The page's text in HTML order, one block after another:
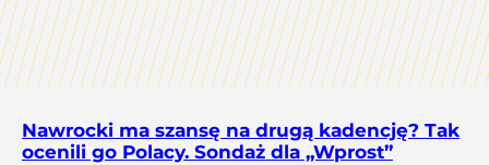
Nawrocki ma szansę na drugą kadencję? Tak
ocenili go Polacy. Sondaż dla „Wprost”